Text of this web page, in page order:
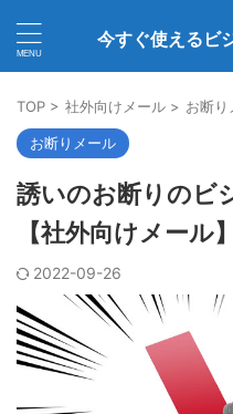
今すぐ使えるビ
TOP > 社外向けメール > お断り
お断りメール
誘いのお断りのビ
【社外向けメール】
2022-09-26